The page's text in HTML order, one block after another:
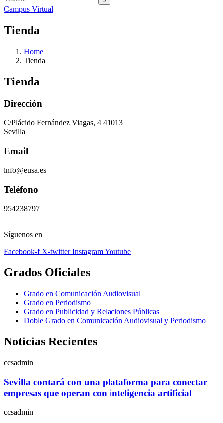
Campus Virtual
Tienda
Home
Tienda
Tienda
Dirección
C/Plácido Fernández Viagas, 4 41013
Sevilla
Email
info@eusa.es
Teléfono
954238797
Síguenos en
Facebook-f X-twitter InstagramYoutube
Grados Oficiales
Grado en Comunicación Audiovisual
Grado en Periodismo
Grado en Publicidad y Relaciones Públicas
Doble Grado en Comunicación Audiovisual y Periodismo
Noticias Recientes
ccsadmin
Sevilla contará con una plataforma para conectar
empresas que operan con inteligencia artificial
ccsadmin